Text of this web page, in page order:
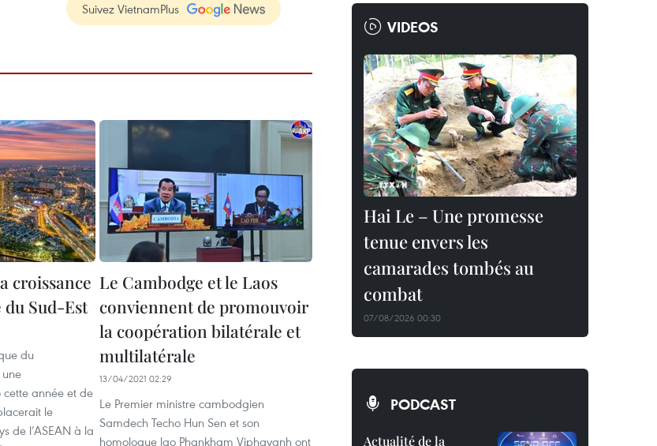
Suivez VietnamPlus
croissance
du Sud-Est
du
année et de
le
de l’ASEAN à la
Le Cambodge et le Laos
conviennent de promouvoir
la coopération bilatérale et
multilatérale
13/04/2021 02:29
Le Premier ministre cambodgien
Samdech Techo Hun Sen et son
homologue lao Phankham Viphavanh ont
VIDEOS
Hai Le – Une promesse
tenue envers les
camarades tombés au
combat
07/08/2026 00:30
PODCAST
Actualité de la